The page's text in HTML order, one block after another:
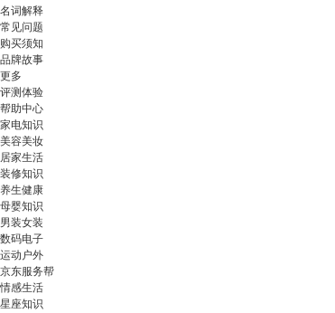
名词解释
常见问题
购买须知
品牌故事
更多
评测体验
帮助中心
家电知识
美容美妆
居家生活
装修知识
养生健康
母婴知识
男装女装
数码电子
运动户外
京东服务帮
情感生活
星座知识